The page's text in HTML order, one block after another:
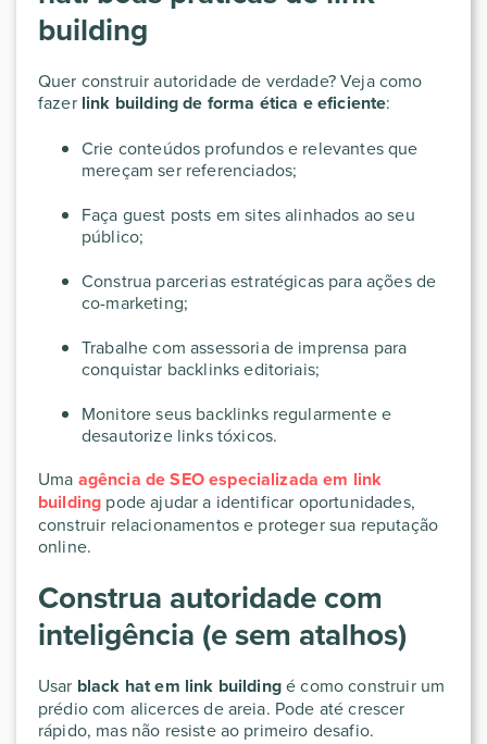
building
Quer construir autoridade de verdade? Veja como
fazer link building de forma ética e eficiente:
Crie conteúdos profundos e relevantes que
mereçam ser referenciados;
Faça guest posts em sites alinhados ao seu
público;
Construa parcerias estratégicas para ações de
co-marketing;
Trabalhe com assessoria de imprensa para
conquistar backlinks editoriais;
Monitore seus backlinks regularmente e
desautorize links tóxicos.
Uma agência de SEO especializada em link
building pode ajudar a identificar oportunidades,
construir relacionamentos e proteger sua reputação
online.
Construa autoridade com
inteligência (e sem atalhos)
Usar black hat em link buildingé como construir um
prédio com alicerces de areia. Pode até crescer
rápido, mas não resiste ao primeiro desafio.